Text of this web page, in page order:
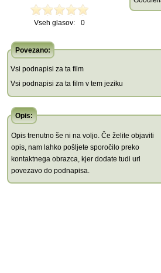
Vseh glasov: 0
Povezano:
Vsi podnapisi za ta film
Vsi podnapisi za ta film v tem jeziku
Opis:
Opis trenutno še ni na voljo. Če želite objaviti
opis, nam lahko pošljete sporočilo preko
kontaktnega obrazca, kjer dodate tudi url
povezavo do podnapisa.